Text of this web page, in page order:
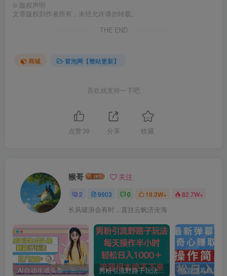
© 版权声明
文章版权归作者所有，未经允许请勿转载。
THE END
商城 冒泡网【整站更新】
喜欢就支持一下吧
点赞 39 分享 收藏
猴哥 关注
2 9903 0 19.3W+ 82.7W+
长风破浪会有时，直挂云帆济沧海
AI自动生成头条，三天必起号，三分钟轻松发布内容，复制粘贴，保姆级教… 男粉引流野路子玩法，每天操作半小时轻松日入1000＋，流量根本停不下来